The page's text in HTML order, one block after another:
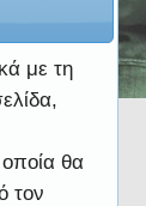
με τη
θα
τον